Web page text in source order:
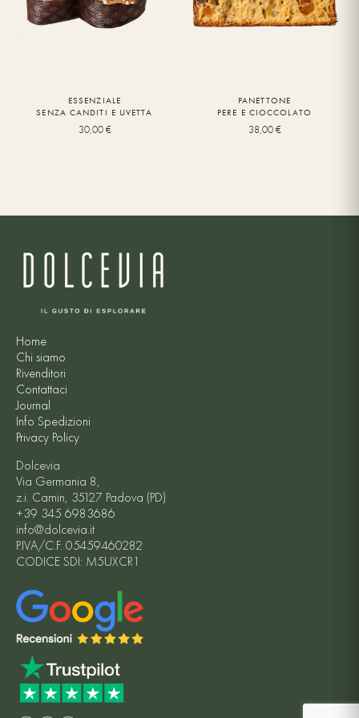
ESSENZIALE
SENZA CANDITI E UVETTA
30,00 €
PANETTONE
PERE E CIOCCOLATO
38,00 €
Home
Chi siamo
Rivenditori
Contattaci
Journal
Info Spedizioni
Privacy Policy
Dolcevia
Via Germania 8,
z.i. Camin, 35127 Padova (PD)
+39 345 6983686
info@dolcevia.it
P.IVA/C.F. 05459460282
CODICE SDI: M5UXCR1